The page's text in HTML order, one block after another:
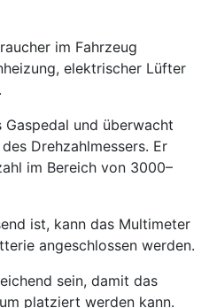
im Fahrzeug
elektrischer Lüfter
und überwacht
Drehzahlmessers. Er
im Bereich von 3000–
ist, kann das Multimeter
angeschlossen werden.
sein, damit das
platziert werden kann.